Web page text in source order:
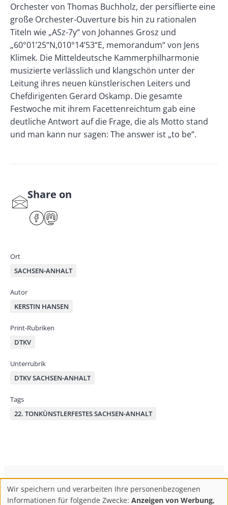
Orchester von Thomas Buchholz, der persiflierte eine
große Orchester-Ouverture bis hin zu rationalen
Titeln wie „ASz-7y“ von Johannes Grosz und
„60°01’25“N,010°14’53“E, memorandum“ von Jens
Klimek. Die Mitteldeutsche Kammerphilharmonie
musizierte verlässlich und klangschön unter der
Leitung ihres neuen künstlerischen Leiters und
Chefdirigenten Gerard Oskamp. Die gesamte
Festwoche mit ihrem Facettenreichtum gab eine
deutliche Antwort auf die Frage, die als Motto stand
und man kann nur sagen: The answer ist „to be“.
S
Share on
F
Ort
SACHSEN-ANHALT
Autor
KERSTIN HANSEN
Print-Rubriken
DTKV
Unterrubrik
DTKV SACHSEN-ANHALT
Tags
22. TONKÜNSTLERFESTES SACHSEN-ANHALT
Footer
ConBrio Kulturmedienhaus AGB
Datenschutz
Impressum
Info & Kontakt
Use
Wir speichern und verarbeiten Ihre personenbezogenen
Informationen für folgende Zwecke: Anzeigen von Werbung,